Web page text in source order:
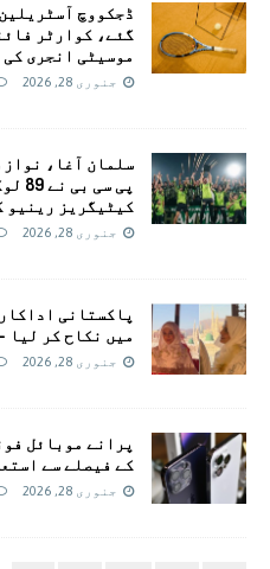
ڈجکووچ
گئے، کوارٹر
موسیٹی انجری کی
جنوری 28, 2026
سلمان آغا، نواز
کیٹیگریز رینیو
جنوری 28, 2026
پاکستانی
میں نکاح کر لیا
جنوری 28, 2026
پرانے موبائل
کے فیصلے سے
جنوری 28, 2026